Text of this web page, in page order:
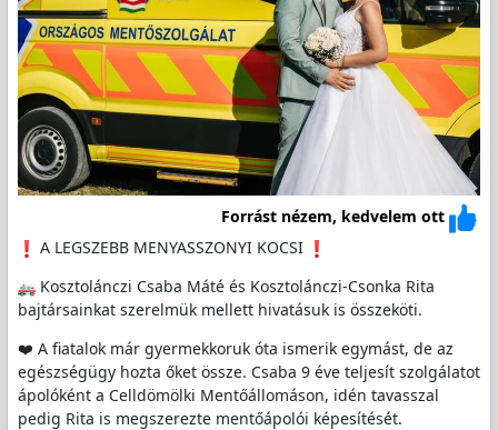
Forrást nézem, kedvelem ott
️ A LEGSZEBB MENYASSZONYI KOCSI
Kosztolánczi Csaba Máté és Kosztolánczi-Csonka Rita
bajtársainkat szerelmük mellett hivatásuk is összeköti.
❤️ A fiatalok már gyermekkoruk óta ismerik egymást, de az
egészségügy hozta őket össze. Csaba 9 éve teljesít szolgálatot
ápolóként a Celldömölki Mentőállomáson, idén tavasszal
pedig Rita is megszerezte mentőápolói képesítését.